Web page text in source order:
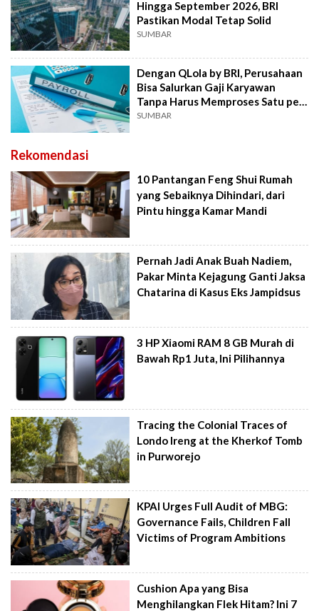
Hingga September 2026, BRI
Pastikan Modal Tetap Solid
SUMBAR
Dengan QLola by BRI, Perusahaan
Bisa Salurkan Gaji Karyawan
Tanpa Harus Memproses Satu per
Satu
SUMBAR
Rekomendasi
10 Pantangan Feng Shui Rumah
yang Sebaiknya Dihindari, dari
Pintu hingga Kamar Mandi
Pernah Jadi Anak Buah Nadiem,
Pakar Minta Kejagung Ganti Jaksa
Chatarina di Kasus Eks Jampidsus
3 HP Xiaomi RAM 8 GB Murah di
Bawah Rp1 Juta, Ini Pilihannya
Tracing the Colonial Traces of
Londo Ireng at the Kherkof Tomb
in Purworejo
KPAI Urges Full Audit of MBG:
Governance Fails, Children Fall
Victims of Program Ambitions
Cushion Apa yang Bisa
Menghilangkan Flek Hitam? Ini 7